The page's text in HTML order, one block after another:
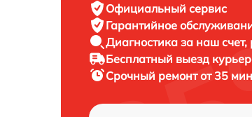
Официальный сервис
Гарантийное
Диагностика за наш счет,
Бесплатный выезд
Срочный ремонтот 35